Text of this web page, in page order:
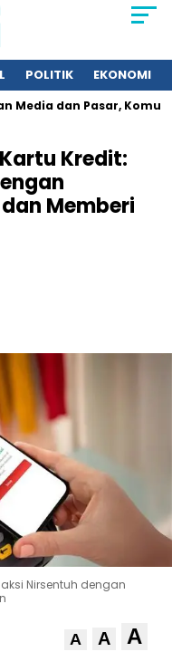
POLITIK EKONOMI
Pasar, Komunikasi
Kredit:
Memberi
Nirsentuh dengan
A A A